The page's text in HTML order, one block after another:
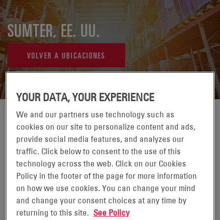
SUMTER, EE. UU.
VOLVER A UBICACIONES
YOUR DATA, YOUR EXPERIENCE
We and our partners use technology such as
cookies on our site to personalize content and ads,
provide social media features, and analyzes our
traffic. Click below to consent to the use of this
technology across the web. Click on our Cookies
Policy in the footer of the page for more information
on how we use cookies. You can change your mind
and change your consent choices at any time by
returning to this site. See Policy